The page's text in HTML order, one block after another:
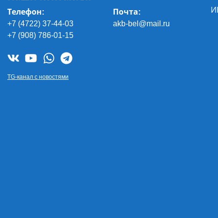
Телефон:
+7 (4722) 37-44-03
+7 (908) 786-01-15
Почта:
akb-bel@mail.ru
TG-канал с новостями